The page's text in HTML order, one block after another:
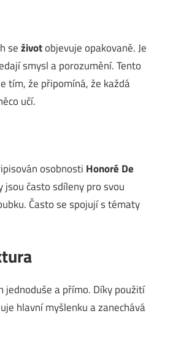
seživotobjevuje opakovaně. Je
smysl a porozumění. Tento
tím, že připomíná, že každá
učí.
osobnosti Honoré De
jsou často sdíleny pro svou
Často se spojují s tématy
jednoduše a přímo. Díky použití
hlavní myšlenku a zanechává